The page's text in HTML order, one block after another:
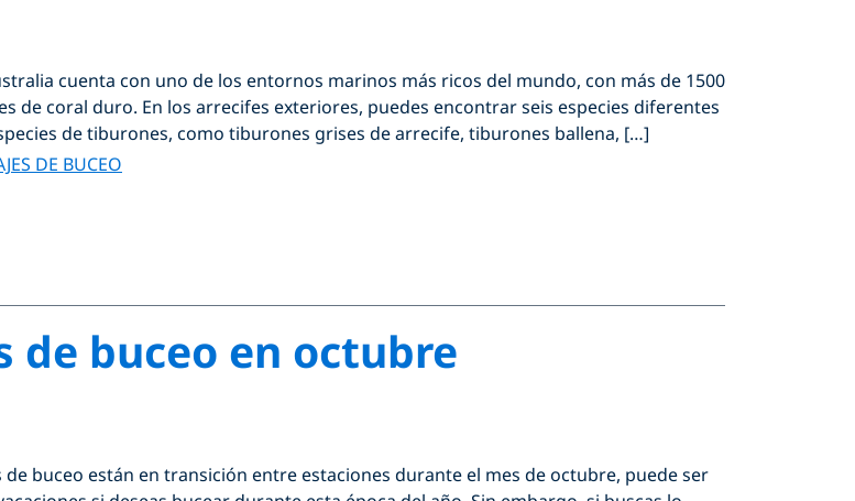
cuenta con uno de los entornos marinos más ricos del mundo, con más de 1500
de coral duro. En los arrecifes exteriores, puedes encontrar seis especies diferentes
de tiburones, como tiburones grises de arrecife, tiburones ballena, […]
DE BUCEO
de buceo en octubre
buceo están en transición entre estaciones durante el mes de octubre, puede ser